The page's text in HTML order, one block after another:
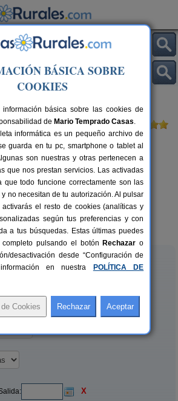
cerca de Abizanda
7+2 pers.
desde40 €
de La Herradura
(Huesca)
X
BÁSICA SOBRE
COOKIES
básica sobre las cookies de
de Mario Temprado Casas.
informática es un pequeño archivo de
guarda en tu pc, smartphone o tablet al
son nuestras y otras pertenecen a
que nos prestan servicios. Las activadas
que todo funcione correctamente son las
no necesitan de tu autorización. Al pulsar
activarás el resto de cookies (analíticas y
según tus preferencias y con
a tus búsquedas. Estas últimas puedes
completo pulsando el botón Rechazar o
desactivación desde “Configuración de
en nuestra
POLÍTICA DE